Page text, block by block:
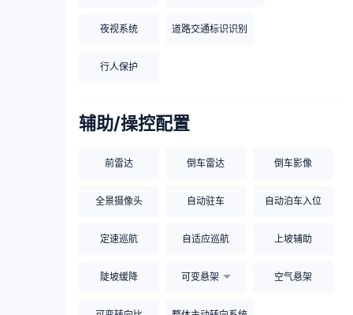
夜视系统 道路交通标识识别
行人保护
辅助/操控配置
前雷达 倒车雷达 倒车影像
全景摄像头 自动驻车 自动泊车入位
定速巡航 自适应巡航 上坡辅助
陡坡缓降 可变悬架 空气悬架